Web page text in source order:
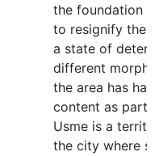
the foundation
to resignify the
a state of
different
the area has
content as part
Usme is a
the city where